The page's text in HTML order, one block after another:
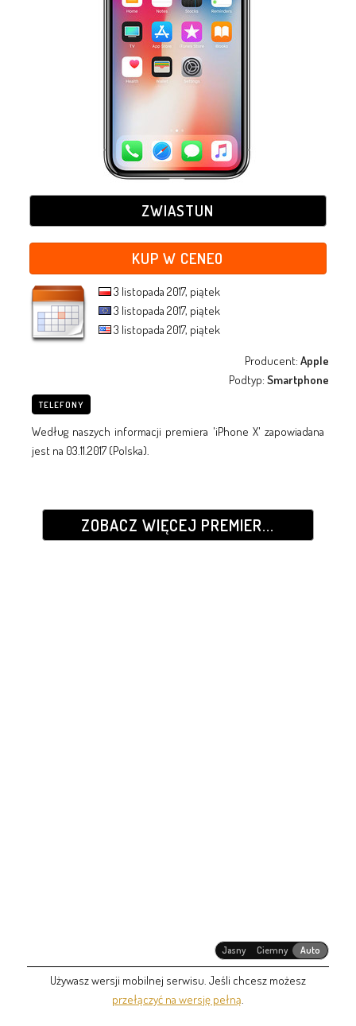
ZWIASTUN
KUP W CENEO
3 listopada 2017, piątek
3 listopada 2017, piątek
3 listopada 2017, piątek
Producent:Apple
Podtyp:Smartphone
TELEFONY
Według naszych informacji premiera 'iPhone X' zapowiadana
jest na 03.11.2017 (Polska).
ZOBACZ WIĘCEJ PREMIER...
Jasny Ciemny Auto
Używasz wersji mobilnej serwisu. Jeśli chcesz możesz
przełączyć na wersję pełną